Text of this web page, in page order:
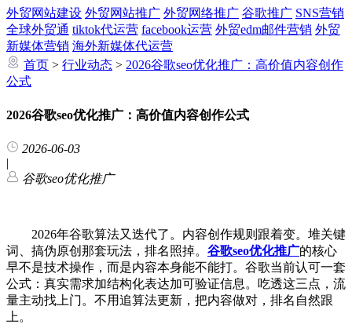
外贸网站建设 外贸网站推广 外贸网络推广 谷歌推广 SNS营销
全球外贸通 tiktok代运营 facebook运营 外贸edm邮件营销 外贸
新媒体营销 海外新媒体代运营
首页 > 行业动态 > 2026谷歌seo优化推广：高价值内容创作
公式
2026谷歌seo优化推广：高价值内容创作公式
2026-06-03
|
谷歌seo优化推广
2026年谷歌算法又迭代了。内容创作规则跟着变。堆关键
词、搞伪原创那套玩法，排名照掉。 谷歌seo优化推广的核心
早不是技术操作，而是内容本身能不能打。谷歌当前认可一套
公式：真实需求加结构化表达加可验证信息。吃透这三点，流
量主动找上门。不用追算法更新，把内容做对，排名自然跟
上。